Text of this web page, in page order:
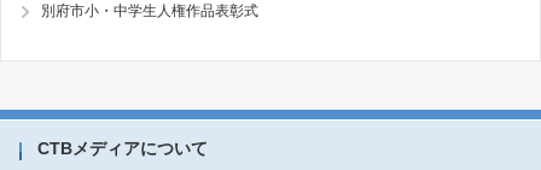
別府市小・中学生人権作品表彰式
CTBメディアについて